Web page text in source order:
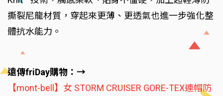
撕裂尼龍材質，穿起來更薄、更透氣也進一步強化整
體抗水能力。
遠傳friDay購物：→
【mont-bell】女 STORM CRUISER GORE-TEX連帽防